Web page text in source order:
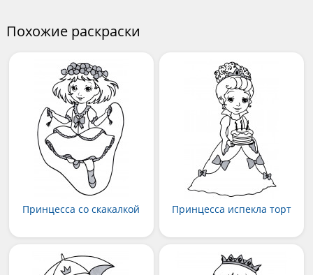
Похожие раскраски
Принцесса со скакалкой Принцесса испекла торт